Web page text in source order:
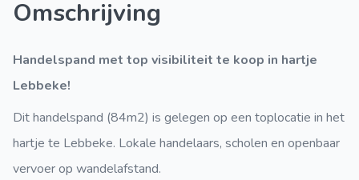
Omschrijving
Handelspand met top visibiliteit te koop in hartje
Lebbeke!
Dit handelspand (84m2) is gelegen op een toplocatie in het
hartje te Lebbeke. Lokale handelaars, scholen en openbaar
vervoer op wandelafstand.